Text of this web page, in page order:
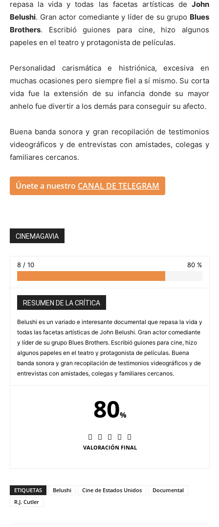
repasa la vida y todas las facetas artísticas de John
Belushi. Gran actor comediante y líder de su grupo Blues
Brothers. Escribió guiones para cine, hizo algunos
papeles en el teatro y protagonista de películas.
Personalidad carismática e histriónica, excesiva en
muchas ocasiones pero siempre fiel a sí mismo. Su corta
vida fue la extensión de su infancia donde su mayor
anhelo fue divertir a los demás para conseguir su afecto.
Buena banda sonora y gran recopilación de testimonios
videográficos y de entrevistas con amistades, colegas y
familiares cercanos.
Únete a nuestro CANAL DE TELEGRAM
CINEMAGAVIA
8 / 10 80 %
RESUMEN DE LA CRÍTICA
Belushi es un variado e interesante documental que repasa la vida y
todas las facetas artísticas de John Belushi. Gran actor comediante
y líder de su grupo Blues Brothers. Escribió guiones para cine, hizo
algunos papeles en el teatro y protagonista de películas. Buena
banda sonora y gran recopilación de testimonios videográficos y de
entrevistas con amistades, colegas y familiares cercanos.
80%
VALORACIÓN FINAL
ETIQUETAS Belushi Cine de Estados Unidos
Documental
R.J. Cutler